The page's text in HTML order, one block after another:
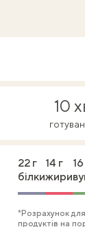
10
22 г
білки
14 г
жири
*Розрахунок
продуктів на